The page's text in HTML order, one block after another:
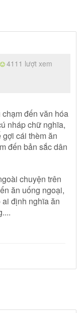
4111 lượt xem
đến văn hóa
nháp chữ nghĩa,
gợi cái thèm ăn
đến bản sắc dân
chuyện trên
ăn uống ngoại,
định nghĩa ăn